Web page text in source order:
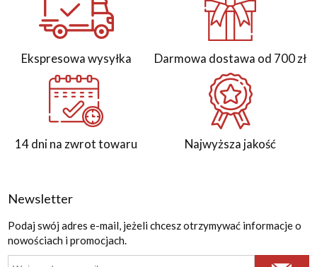
Ekspresowa wysyłka Darmowa dostawa od 700 zł
14 dni na zwrot towaru Najwyższa jakość
Newsletter
Podaj swój adres e-mail, jeżeli chcesz otrzymywać informacje o
nowościach i promocjach.